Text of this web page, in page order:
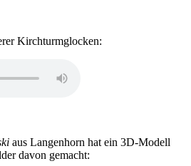
Kirchturmglocken:
aus Langenhorn hat ein 3D-Modell
davon gemacht: